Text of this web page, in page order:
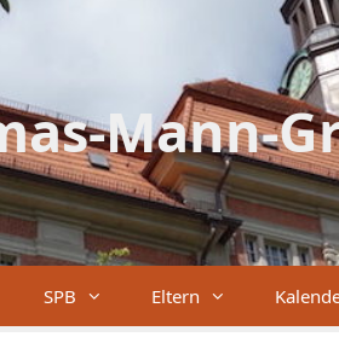
Mann-
SPB Eltern